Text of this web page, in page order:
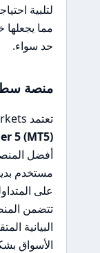
لتلبية
مما يجعلها
حد سواء.
منصة
تعتمد Sheer Markets على منصة
5 (MT5)
مستخدم
على
تتضمن
البيانية
الأسواق